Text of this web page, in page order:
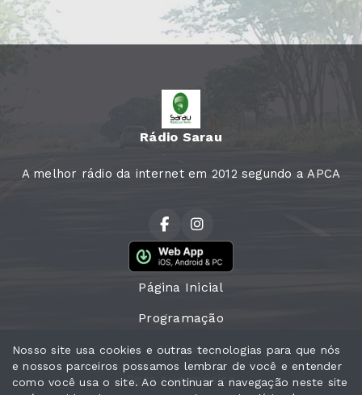
Rádio Sarau
A melhor rádio da internet em 2012 segundo a APCA
Página Inicial
Programação
Vídeos
Peça sua música
Nosso site usa cookies e outras tecnologias para que nós
e nossos parceiros possamos lembrar de você e entender
como você usa o site. Ao continuar a navegação neste site